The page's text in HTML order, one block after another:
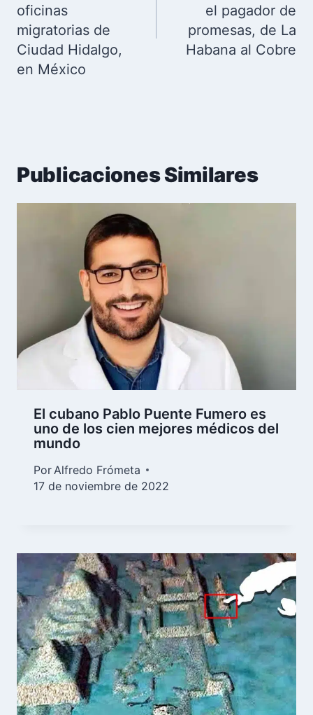
oficinas
migratorias de
Ciudad Hidalgo,
en México
el pagador de
promesas, de La
Habana al Cobre
Publicaciones Similares
El cubano Pablo Puente Fumero es
uno de los cien mejores médicos del
mundo
Por Alfredo Frómeta
17 de noviembre de 2022